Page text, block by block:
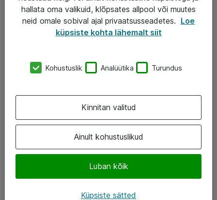
AS ATEA
+372 659 3591
Järvevana tee 7b, 10112 Tallinn
Facebook
hallata oma valikuid, klõpsates allpool või muutes
neid omale sobival ajal privaatsusseadetes. Loe
küpsiste kohta lähemalt siit
Kohustuslik Analüütika Turundus
Ainult kohustuslikud
Luban kõik
Kinnitan valitud
Küpsiste sätted